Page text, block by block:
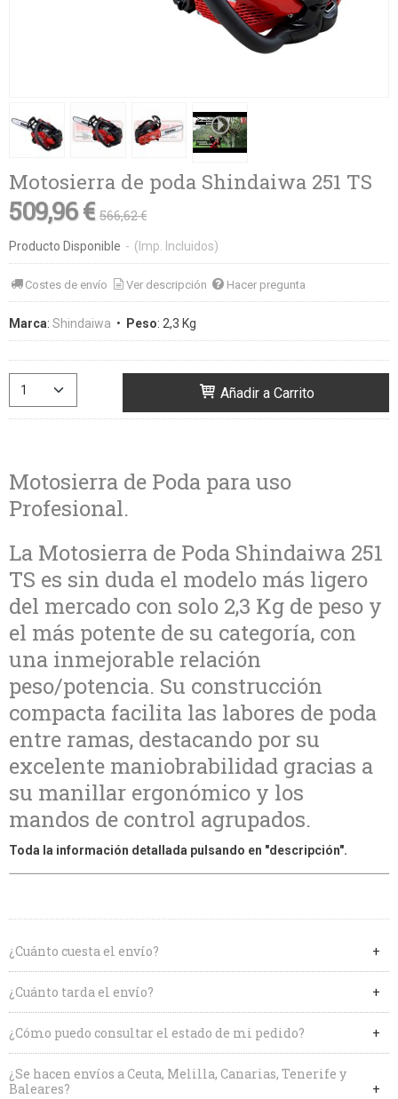
Motosierra de poda Shindaiwa 251 TS
509,96 € 566,62 €
Producto Disponible - (Imp. Incluidos)
Costes de envío Ver descripción Hacer pregunta
Marca: Shindaiwa • Peso: 2,3 Kg
Añadir a Carrito
Motosierra de Poda para uso
Profesional.
La Motosierra de Poda Shindaiwa 251
TS es sin duda el modelo más ligero
del mercado con solo 2,3 Kg de peso y
el más potente de su categoría, con
una inmejorable relación
peso/potencia. Su construcción
compacta facilita las labores de poda
entre ramas, destacando por su
excelente maniobrabilidad gracias a
su manillar ergonómico y los
mandos de control agrupados.
Toda la información detallada pulsando en "descripción".
¿Cuánto cuesta el envío?
¿Cuánto tarda el envío?
¿Cómo puedo consultar el estado de mi pedido?
¿Se hacen envíos a Ceuta, Melilla, Canarias, Tenerife y
Baleares?